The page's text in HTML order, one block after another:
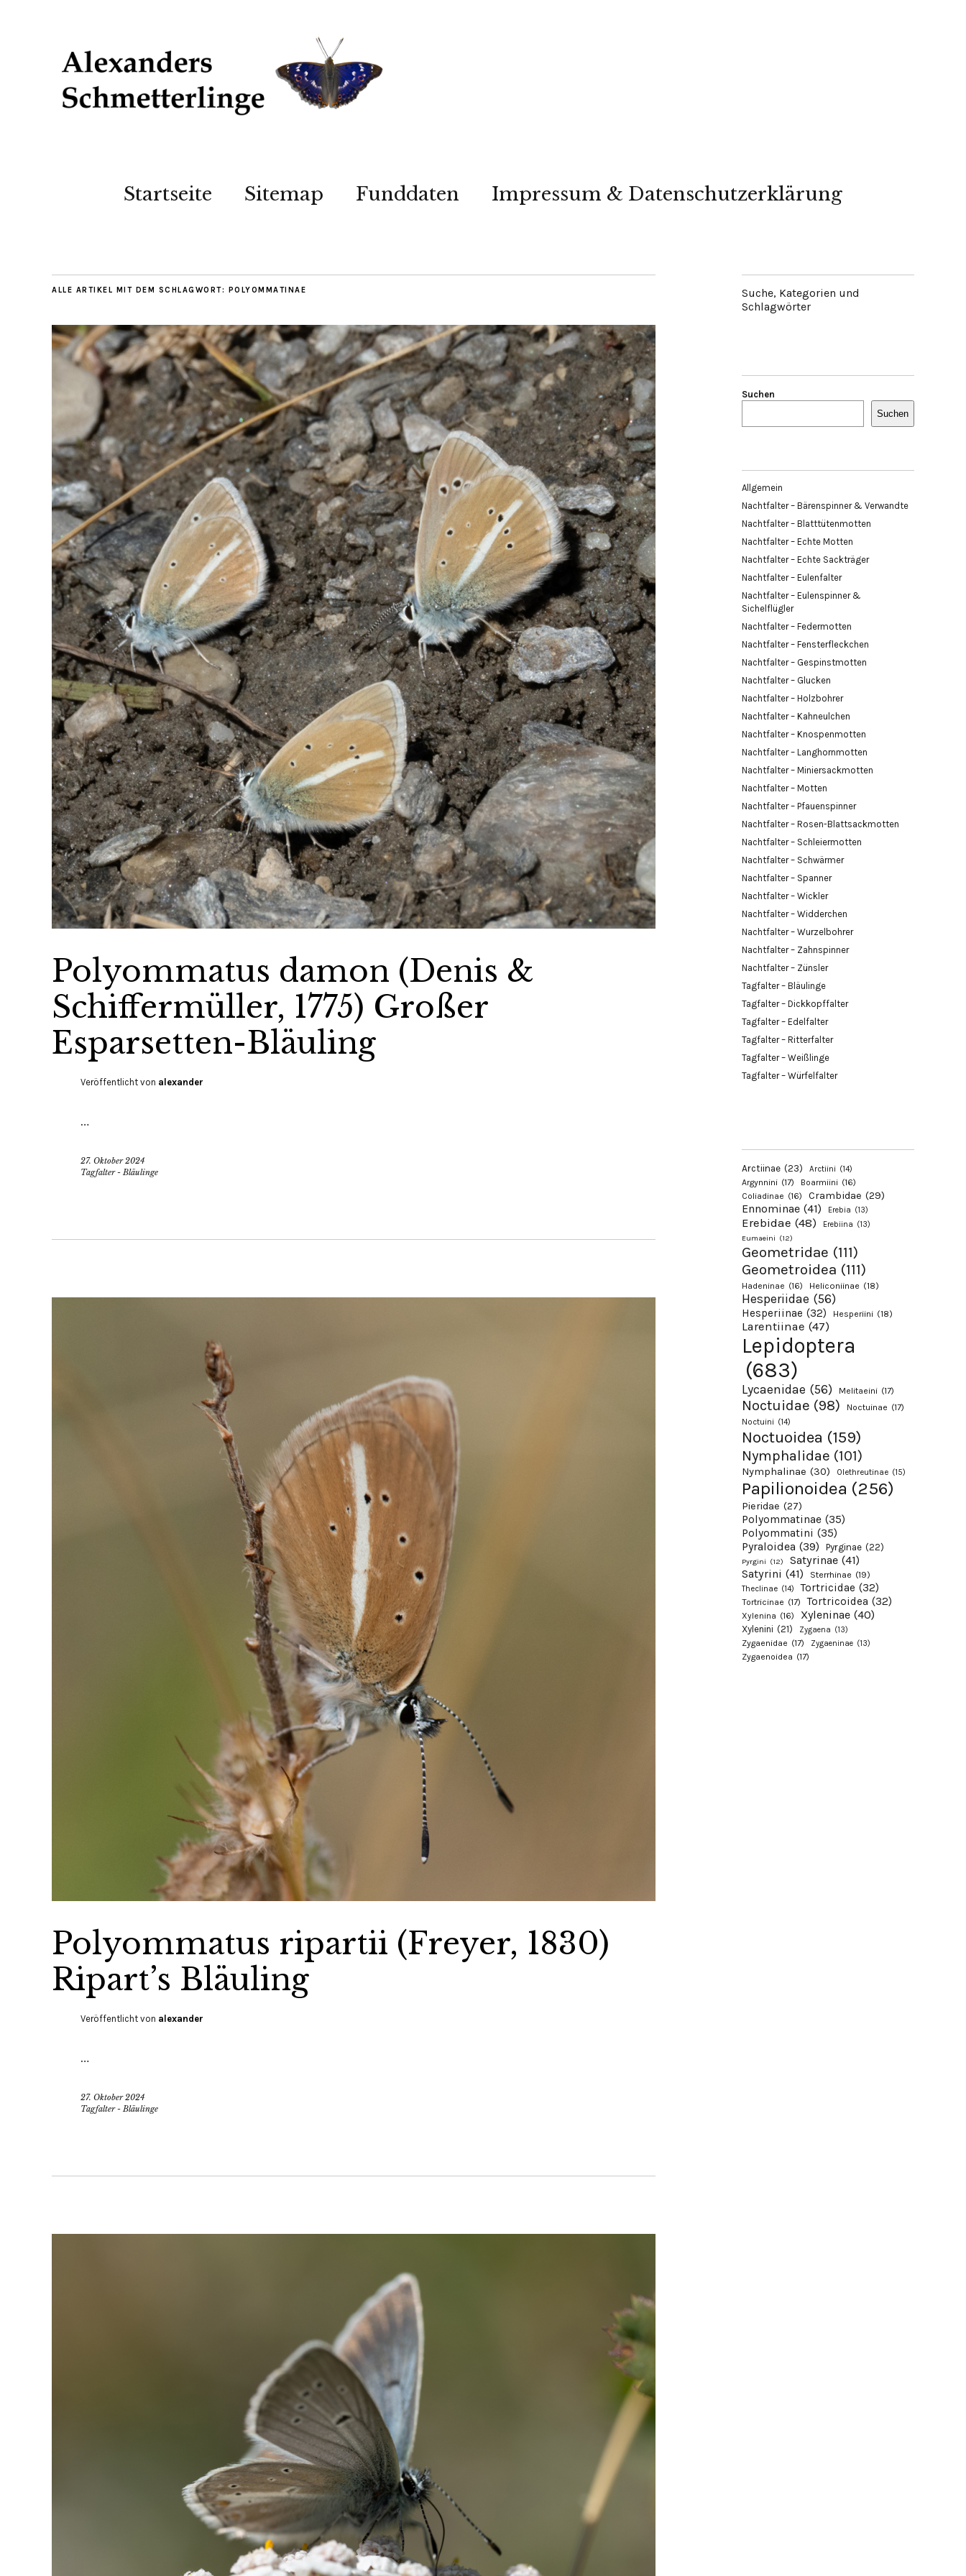
Startseite Sitemap Funddaten Impressum & Datenschutzerklärung
ALLE ARTIKEL MIT DEM SCHLAGWORT: POLYOMMATINAE
Polyommatus damon (Denis &
Schiffermüller, 1775) Großer
Esparsetten-Bläuling
Veröffentlicht von alexander
…
27. Oktober 2024
Tagfalter - Bläulinge
Polyommatus ripartii (Freyer, 1830)
Ripart’s Bläuling
Veröffentlicht von alexander
…
27. Oktober 2024
Tagfalter - Bläulinge
Suche, Kategorien und
Schlagwörter
Suchen
Suchen
Allgemein
Nachtfalter – Bärenspinner & Verwandte
Nachtfalter – Blatttütenmotten
Nachtfalter – Echte Motten
Nachtfalter – Echte Sackträger
Nachtfalter – Eulenfalter
Nachtfalter – Eulenspinner &
Sichelflügler
Nachtfalter – Federmotten
Nachtfalter – Fensterfleckchen
Nachtfalter – Gespinstmotten
Nachtfalter – Glucken
Nachtfalter – Holzbohrer
Nachtfalter – Kahneulchen
Nachtfalter – Knospenmotten
Nachtfalter – Langhornmotten
Nachtfalter – Miniersackmotten
Nachtfalter – Motten
Nachtfalter – Pfauenspinner
Nachtfalter – Rosen-Blattsackmotten
Nachtfalter – Schleiermotten
Nachtfalter – Schwärmer
Nachtfalter – Spanner
Nachtfalter – Wickler
Nachtfalter – Widderchen
Nachtfalter – Wurzelbohrer
Nachtfalter – Zahnspinner
Nachtfalter – Zünsler
Tagfalter – Bläulinge
Tagfalter – Dickkopffalter
Tagfalter – Edelfalter
Tagfalter – Ritterfalter
Tagfalter – Weißlinge
Tagfalter – Würfelfalter
Arctiinae (23) Arctiini (14)
Argynnini (17) Boarmiini (16)
Coliadinae (16) Crambidae (29)
Ennominae (41) Erebia (13)
Erebidae (48) Erebiina (13)
Eumaeini (12)
Geometridae (111)
Geometroidea (111)
Hadeninae (16) Heliconiinae (18)
Hesperiidae (56)
Hesperiinae (32) Hesperiini (18)
Larentiinae (47)
Lepidoptera
(683)
Lycaenidae (56) Melitaeini (17)
Noctuidae (98) Noctuinae (17)
Noctuini (14)
Noctuoidea (159)
Nymphalidae (101)
Nymphalinae (30) Olethreutinae (15)
Papilionoidea (256)
Pieridae (27)
Polyommatinae (35)
Polyommatini (35)
Pyraloidea (39) Pyrginae (22)
Pyrgini (12) Satyrinae (41)
Satyrini (41) Sterrhinae (19)
Theclinae (14) Tortricidae (32)
Tortricinae (17) Tortricoidea (32)
Xylenina (16) Xyleninae (40)
Xylenini (21) Zygaena (13)
Zygaenidae (17) Zygaeninae (13)
Zygaenoidea (17)